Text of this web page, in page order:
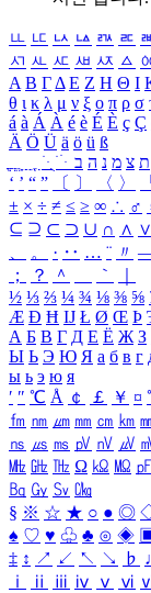
ㅥ ㅦ ㅧ ㅨ ㅩ ㅪ
ㅺ ㅻ ㅼ ㅽ ㅾ ㅿ
Α Β ΓΔ Ε Ζ Η Θ Ι
θ ι κ λ μ ν ξ ο π ρ σ
á à Á À é è É È ç Ç
Ä Ö Ü ä ö ü ß
ִֶֹ ֻּ ׁׂ ת צ מ נ ה ב
‘ ’ “ ” 〔 〕 〈 〉 「
± × ÷ ≠ ≤ ≥ ∞ ∴ ♂
⊆ ⊇ ⊂ ⊃ ∪ ∩ ∧ ∨
、
。 · ‥ … ¨ 〃
；
？ ＾ ｀
½ ⅓ ⅔ ¼ ¾ ⅛ ⅜ ⅝
Æ Ð Ħ Ĳ Ł Ø Œ Þ
А Б В Г Д Е Ё Ж З
Ы Ь Э Ю Я а б в г
ы ь э ю я
′ ″ ℃ Å ￠ ￡ ￥ ¤
㎙ ㎚ ㎛ ㎜ ㎝ ㎞
㎱ ㎲ ㎳ ㎴ ㎵ ㎶
㎒ ㎓ ㎔ Ω ㏀ ㏁ ㎊
㏃ ㏉ ㏜ ㏆
§ ※ ☆ ★ ○ ● ◎
♠ ♡ ♥ ♧ ♣ ⊙ ◈
‡ ↕ ↗ ↙ ↖ ↘ ♭
ⅰ
ⅱ ⅲ ⅳ ⅴ ⅵ